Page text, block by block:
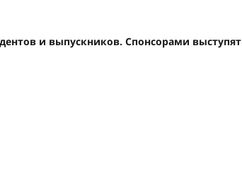
и выпускников. Спонсорами выступят